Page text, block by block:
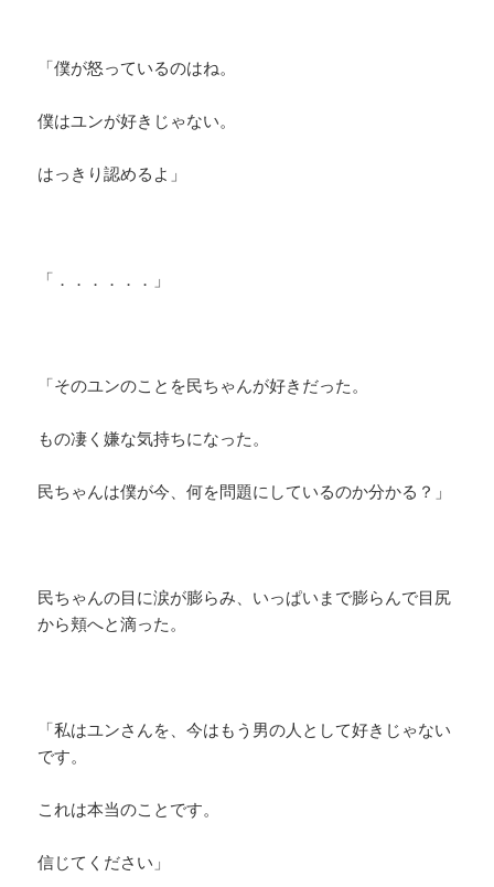
「僕が怒っているのはね。
僕はユンが好きじゃない。
はっきり認めるよ」
「．．．．．．」
「そのユンのことを民ちゃんが好きだった。
もの凄く嫌な気持ちになった。
民ちゃんは僕が今、何を問題にしているのか分かる？」
民ちゃんの目に涙が膨らみ、いっぱいまで膨らんで目尻
から頬へと滴った。
「私はユンさんを、今はもう男の人として好きじゃない
です。
これは本当のことです。
信じてください」